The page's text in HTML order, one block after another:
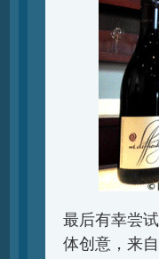
最后有幸尝
体创意，来